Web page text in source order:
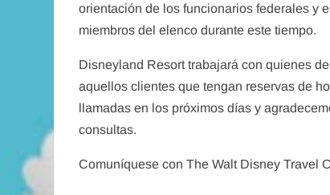
orientación de los funcionarios federales y
miembros del elenco durante este tiempo.
Disneyland Resort trabajará con quienes
aquellos clientes que tengan reservas de
llamadas en los próximos días y
consultas.
Comuníquese con The Walt Disney Travel